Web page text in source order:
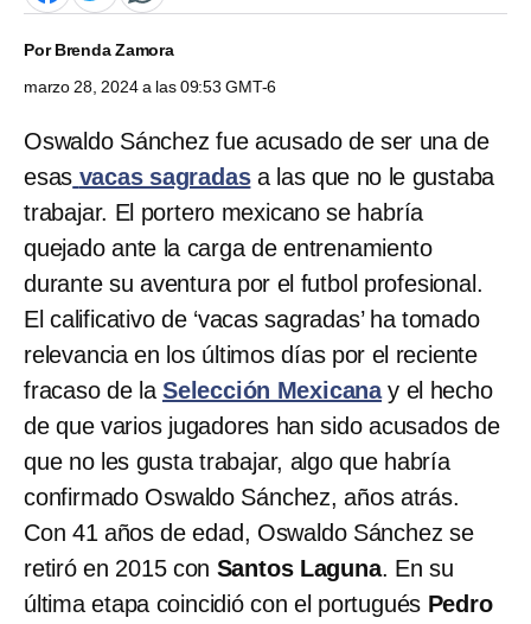
PorBrenda Zamora
marzo 28, 2024 a las 09:53 GMT-6
Oswaldo Sánchez fue acusado de ser una de
esas vacas sagradasa las que no le gustaba
trabajar. El portero mexicano se habría
quejado ante la carga de entrenamiento
durante su aventura por el futbol profesional.
El calificativo de ‘vacas sagradas’ ha tomado
relevancia en los últimos días por el reciente
fracaso de laSelección Mexicanay el hecho
de que varios jugadores han sido acusados de
que no les gusta trabajar, algo que habría
confirmado Oswaldo Sánchez, años atrás.
Con 41 años de edad, Oswaldo Sánchez se
retiró en 2015 con Santos Laguna. En su
última etapa coincidió con el portugués Pedro